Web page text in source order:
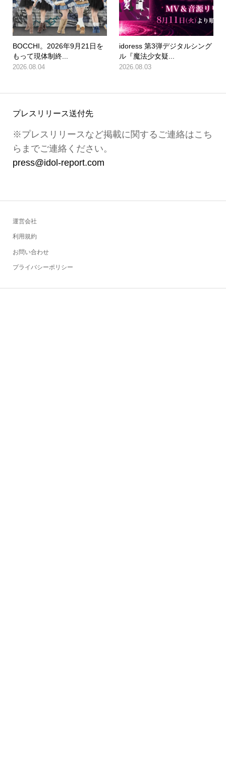
BOCCHI。2026年9月21日を
もって現体制終...
2026.08.04
idoress 第3弾デジタルシング
ル『魔法少女疑...
2026.08.03
プレスリリース送付先
※プレスリリースなど掲載に関するご連絡はこち
らまでご連絡ください。
press@idol-report.com
運営会社
利用規約
お問い合わせ
プライバシーポリシー